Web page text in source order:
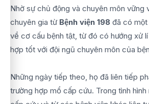
Nhờ sự chủ động và chuyên môn vững
chuyên gia từ Bệnh viện 198 đã có một
về cơ cấu bệnh tật, từ đó có hướng xử
hợp tốt với đội ngũ chuyên môn của
Những ngày tiếp theo, họ đã liên tiếp
trường hợp mổ cấp cứu. Trong tình hình